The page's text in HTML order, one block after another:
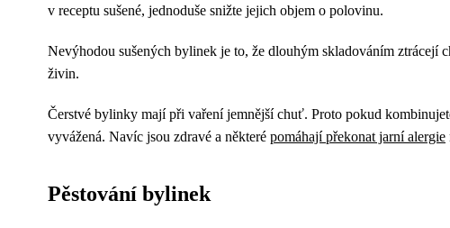
v receptu sušené, jednoduše snižte jejich objem o polovinu.
Nevýhodou sušených bylinek je to, že dlouhým skladováním ztrácejí
živin.
Čerstvé bylinky mají při vaření jemnější chuť. Proto pokud
vyvážená. Navíc jsou zdravé a některé pomáhají překonat jarní alergie
Pěstování bylinek